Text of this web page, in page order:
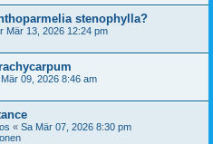
stenophylla?
Mär 13, 2026 12:24 pm
Mär 09, 2026 8:46 am
« Sa Mär 07, 2026 8:30 pm